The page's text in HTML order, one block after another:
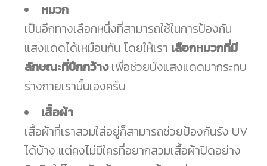
หมวก
เป็นอีกทางเลือกหนึ่งที่สามารถใช้ในการป้องกัน
แสงแดดได้เหมือนกัน โดยให้เรา เลือกหมวกที่มี
ลักษณะที่ปีกกว้างเพื่อช่วยบังแสงแดดมากระทบ
ร่างกายเรานั้นเองครับ
เสื้อผ้า
เสื้อผ้าที่เราสวมใส่อยู่ก็สามารถช่วยป้องกันรัง UV
ได้บ้าง แต่คงไม่มีใครที่อยากสวมเสื้อผ้าปิดอย่าง